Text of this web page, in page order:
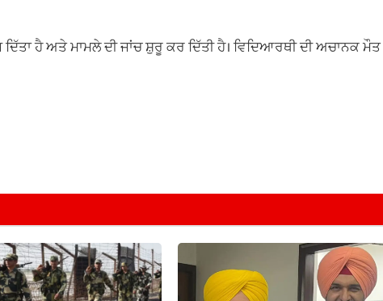
ਹੈ ਅਤੇ ਮਾਮਲੇ ਦੀ ਜਾਂਚ ਸ਼ੁਰੂ ਕਰ ਦਿੱਤੀ ਹੈ। ਵਿਦਿਆਰਥੀ ਦੀ ਅਚਾਨਕ ਮੌਤ